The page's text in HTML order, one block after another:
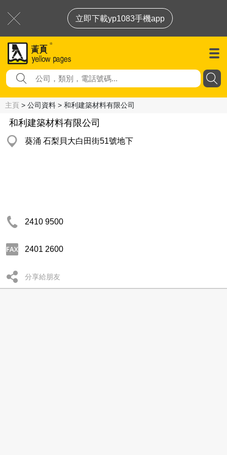
立即下載yp1083手機app
主頁 > 公司資料 > 和利建築材料有限公司
和利建築材料有限公司
葵涌 石梨貝大白田街51號地下
2410 9500
2401 2600
分享給朋友